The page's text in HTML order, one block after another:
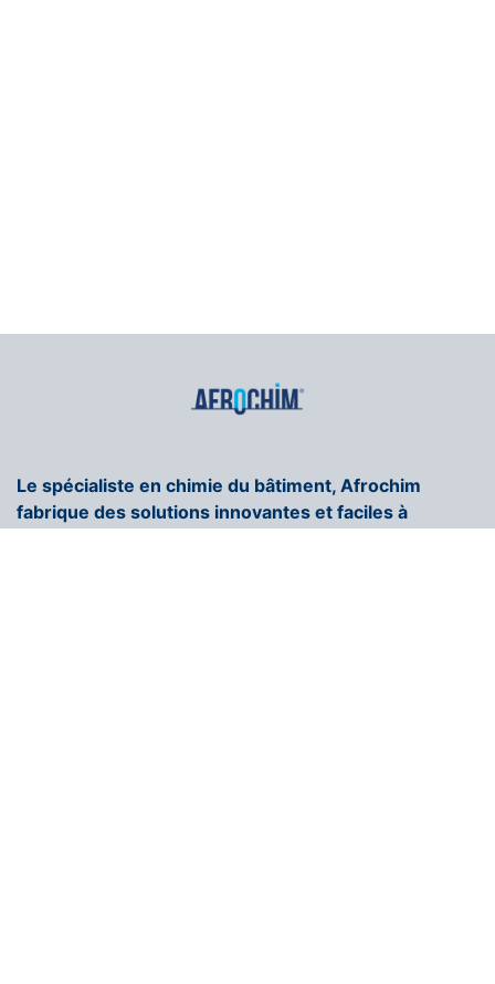
Le spécialiste en chimie du bâtiment, Afrochim
fabrique des solutions innovantes et faciles à